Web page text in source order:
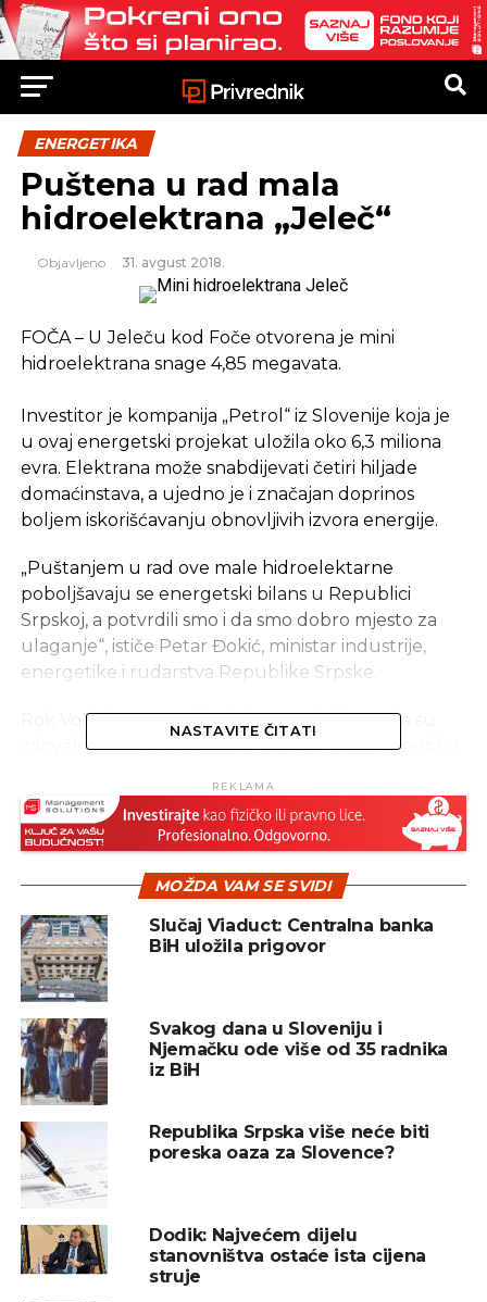
ENERGETIKA
Puštena u rad mala
hidroelektrana „Јeleč“
Objavljeno 31. avgust 2018.
FOČA – U Јeleču kod Foče otvorena je mini
hidroelektrana snage 4,85 megavata.
Investitor je kompanija „Petrol“ iz Slovenije koja je
u ovaj energetski projekat uložila oko 6,3 miliona
evra. Elektrana može snabdijevati četiri hiljade
domaćinstava, a ujedno je i značajan doprinos
boljem iskorišćavanju obnovljivih izvora energije.
„Puštanjem u rad ove male hidroelektarne
poboljšavaju se energetski bilans u Republici
Srpskoj, a potvrdili smo i da smo dobro mjesto za
ulaganje“, ističe Petar Đokić, ministar industrije,
energetike i rudarstva Republike Srpske.
Rok Vodnik potpredsjednik „Petrola“ kaže da su
zahvalni da su ovdje dobro prihvanjeni u Republici
SLIČNE TEME: ELEKTRIČNA ENERGIJA FOČA
PETROL
MALE HIDROELEKTRANE
SLOVENIJA
SLEDEĆI
Na ulicama širom Evrope milion električnih
automobila
NE PROPUSTITE
Elektroprivreda Herceg Bosne prva u BiH
gradi solarnu elektranu
NASTAVITE ČITATI
REKLAMA
MOŽDA VAM SE SVIDI
Slučaj Viaduct: Centralna banka
BiH uložila prigovor
Svakog dana u Sloveniju i
Njemačku ode više od 35 radnika
iz BiH
Republika Srpska više neće biti
poreska oaza za Slovence?
Dodik: Najvećem dijelu
stanovništva ostaće ista cijena
struje